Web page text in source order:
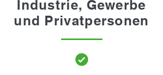
Industrie, Gewerbe
und Privatpersonen